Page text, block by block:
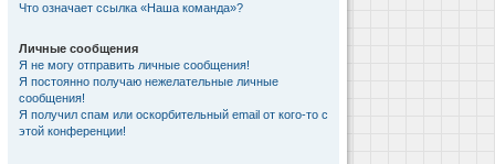
Что означает ссылка «Наша команда»?
Личные сообщения
Я не могу отправить личные сообщения!
Я постоянно получаю нежелательные личные
сообщения!
Я получил спам или оскорбительный email от кого-то с
этой конференции!